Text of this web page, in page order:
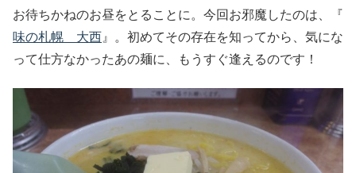
お待ちかねのお昼をとることに。今回お邪魔したのは、『
味の札幌 大西 』。初めてその存在を知ってから、気にな
って仕方なかったあの麺に、もうすぐ逢えるのです！